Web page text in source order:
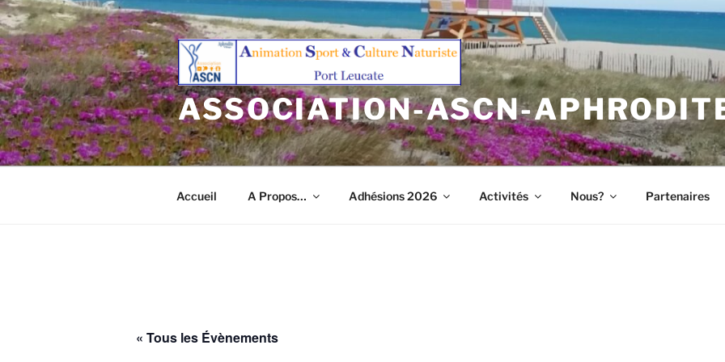
Aller
au
contenu
principal
ASSOCIATION-ASCN-
Accueil A Propos… Adhésions 2026 Activités Nous? Partenaires
« Tous les Évènements